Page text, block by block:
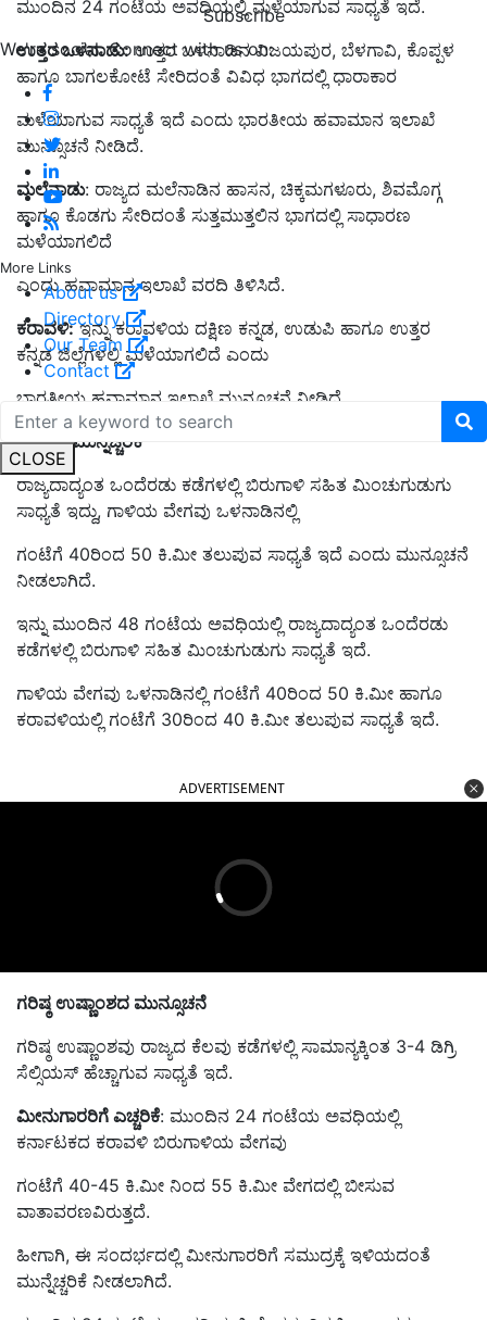
Subscribe
We're social. Connect with us on:
More Links
About us
Directory
Our Team
Contact
CLOSE
ಮುಂದಿನ 24 ಗಂಟೆಯ ಅವಧಿಯಲ್ಲಿ ಮಳೆಯಾಗುವ ಸಾಧ್ಯತೆ ಇದೆ.
ಉತ್ತರ ಒಳನಾಡು:ಉತ್ತರ ಒಳನಾಡಿನ ವಿಜಯಪುರ, ಬೆಳಗಾವಿ, ಕೊಪ್ಪಳ
ಹಾಗೂ ಬಾಗಲಕೋಟೆ ಸೇರಿದಂತೆ ವಿವಿಧ ಭಾಗದಲ್ಲಿ ಧಾರಾಕಾರ
ಮಳೆಯಾಗುವ ಸಾಧ್ಯತೆ ಇದೆ ಎಂದು ಭಾರತೀಯ ಹವಾಮಾನ ಇಲಾಖೆ
ಮುನ್ಸೂಚನೆ ನೀಡಿದೆ.
ಮಲೆನಾಡು: ರಾಜ್ಯದ ಮಲೆನಾಡಿನ ಹಾಸನ, ಚಿಕ್ಕಮಗಳೂರು, ಶಿವಮೊಗ್ಗ
ಹಾಗೂ ಕೊಡಗು ಸೇರಿದಂತೆ ಸುತ್ತಮುತ್ತಲಿನ ಭಾಗದಲ್ಲಿ ಸಾಧಾರಣ
ಮಳೆಯಾಗಲಿದೆ
ಎಂದು ಹವಾಮಾನ ಇಲಾಖೆ ವರದಿ ತಿಳಿಸಿದೆ.
ಕರಾವಳಿ:ಇನ್ನು ಕರಾವಳಿಯ ದಕ್ಷಿಣ ಕನ್ನಡ, ಉಡುಪಿ ಹಾಗೂ ಉತ್ತರ
ಕನ್ನಡ ಜಿಲ್ಲೆಗಳಲ್ಲಿ ಮಳೆಯಾಗಲಿದೆ ಎಂದು
ಭಾರತೀಯ ಹವಾಮಾನ ಇಲಾಖೆ ಮುನ್ಸೂಚನೆ ನೀಡಿದೆ.
ಗುಡುಗು ಮುನ್ನೆಚ್ಚರಿಕೆ
ರಾಜ್ಯದಾದ್ಯಂತ ಒಂದೆರಡು ಕಡೆಗಳಲ್ಲಿ ಬಿರುಗಾಳಿ ಸಹಿತ ಮಿಂಚುಗುಡುಗು
ಸಾಧ್ಯತೆ ಇದ್ದು, ಗಾಳಿಯ ವೇಗವು ಒಳನಾಡಿನಲ್ಲಿ
ಗಂಟೆಗೆ 40ರಿಂದ 50 ಕಿ.ಮೀ ತಲುಪುವ ಸಾಧ್ಯತೆ ಇದೆ ಎಂದು ಮುನ್ಸೂಚನೆ
ನೀಡಲಾಗಿದೆ.
ಇನ್ನು ಮುಂದಿನ 48 ಗಂಟೆಯ ಅವಧಿಯಲ್ಲಿ ರಾಜ್ಯದಾದ್ಯಂತ ಒಂದೆರಡು
ಕಡೆಗಳಲ್ಲಿ ಬಿರುಗಾಳಿ ಸಹಿತ ಮಿಂಚುಗುಡುಗು ಸಾಧ್ಯತೆ ಇದೆ.
ಗಾಳಿಯ ವೇಗವು ಒಳನಾಡಿನಲ್ಲಿ ಗಂಟೆಗೆ 40ರಿಂದ 50 ಕಿ.ಮೀ ಹಾಗೂ
ಕರಾವಳಿಯಲ್ಲಿ ಗಂಟೆಗೆ 30ರಿಂದ 40 ಕಿ.ಮೀ ತಲುಪುವ ಸಾಧ್ಯತೆ ಇದೆ.
ಗರಿಷ್ಠ ಉಷ್ಣಾಂಶದ ಮುನ್ಸೂಚನೆ
ಗರಿಷ್ಠ ಉಷ್ಣಾಂಶವು ರಾಜ್ಯದ ಕೆಲವು ಕಡೆಗಳಲ್ಲಿ ಸಾಮಾನ್ಯಕ್ಕಿಂತ 3-4 ಡಿಗ್ರಿ
ಸೆಲ್ಸಿಯಸ್‌ ಹೆಚ್ಚಾಗುವ ಸಾಧ್ಯತೆ ಇದೆ.
ಮೀನುಗಾರರಿಗೆ ಎಚ್ಚರಿಕೆ
: ಮುಂದಿನ 24 ಗಂಟೆಯ ಅವಧಿಯಲ್ಲಿ
ಕರ್ನಾಟಕದ ಕರಾವಳಿ ಬಿರುಗಾಳಿಯ ವೇಗವು
ವಾತಾವರಣವಿರುತ್ತದೆ.
ಹೀಗಾಗಿ, ಈ ಸಂದರ್ಭದಲ್ಲಿ ಮೀನುಗಾರರಿಗೆ ಸಮುದ್ರಕ್ಕೆ ಇಳಿಯದಂತೆ
ಮುನ್ನೆಚ್ಚರಿಕೆ ನೀಡಲಾಗಿದೆ.
ಮುಂದಿನ 24 ಗಂಟೆಯ ಅವಧಿಯಲ್ಲಿ ಬೆಂಗಳೂರಿನಲ್ಲಿ ವಾತಾವರಣ